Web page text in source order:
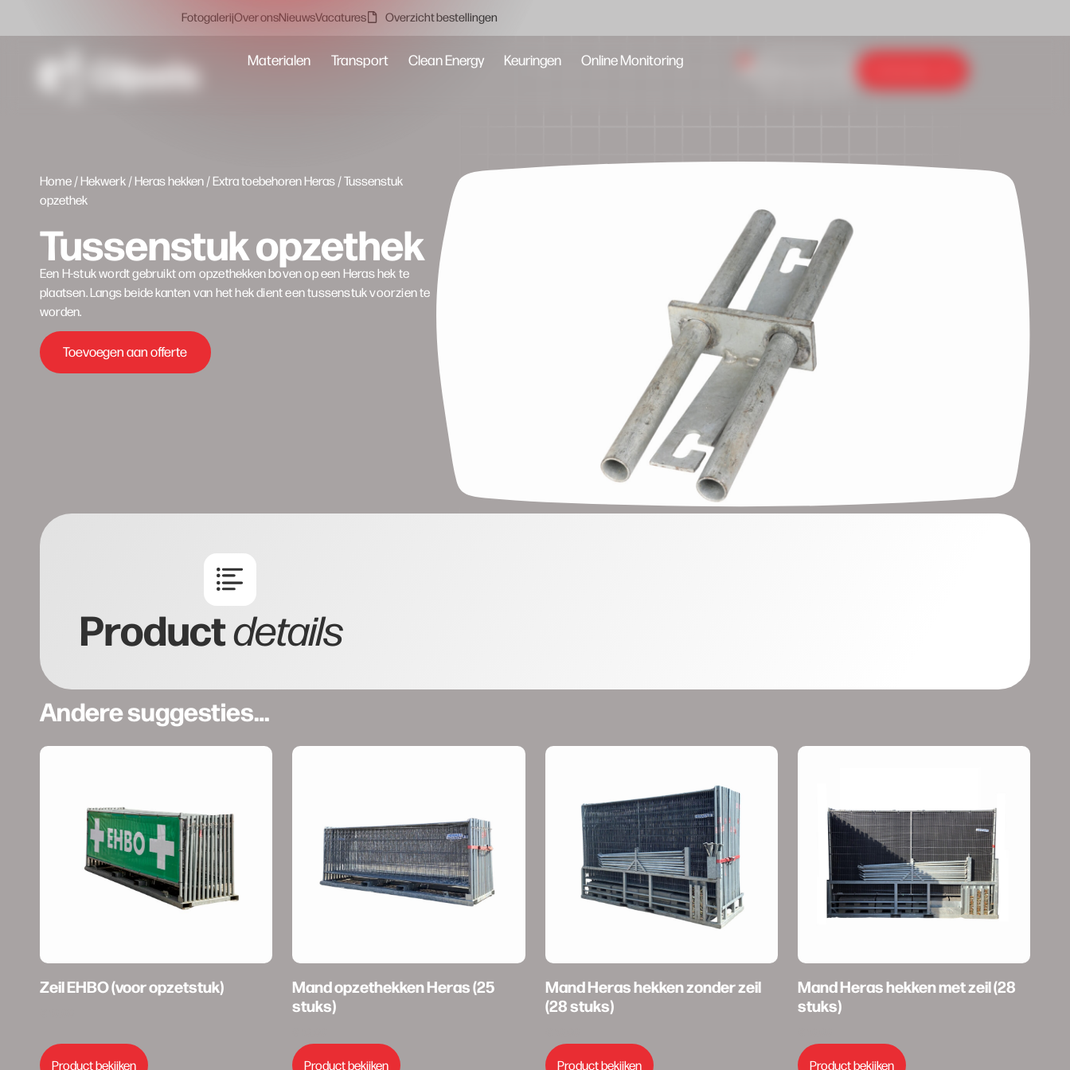
FotogalerijOver onsNieuwsVacatures Overzicht bestellingen
Materialen Transport Clean Energy Keuringen Online Monitoring
Home/Hekwerk/Heras hekken/Extra toebehoren Heras/ Tussenstuk
opzethek
Tussenstuk opzethek
Een H-stuk wordt gebruikt om opzethekken boven op een Heras hek te
plaatsen. Langs beide kanten van het hek dient een tussenstuk voorzien te
worden.
Toevoegen aan offerte
Productdetails
Andere suggesties…
Zeil EHBO (voor opzetstuk)
Product bekijken
Mand opzethekken Heras (25
stuks)
Product bekijken
Mand Heras hekken zonder zeil
(28 stuks)
Product bekijken
Mand Heras hekken met zeil (28
stuks)
Product bekijken